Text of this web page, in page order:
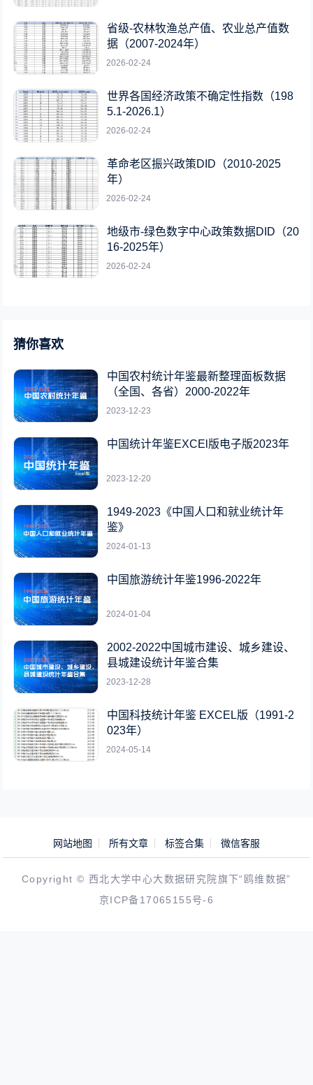
省级-农林牧渔总产值、农业总产值数
据（2007-2024年）
2026-02-24
世界各国经济政策不确定性指数（198
5.1-2026.1）
2026-02-24
革命老区振兴政策DID（2010-2025
年）
2026-02-24
地级市-绿色数字中心政策数据DID（20
16-2025年）
2026-02-24
猜你喜欢
中国农村统计年鉴最新整理面板数据
（全国、各省）2000-2022年
2023-12-23
中国统计年鉴EXCEl版电子版2023年
2023-12-20
1949-2023《中国人口和就业统计年
鉴》
2024-01-13
中国旅游统计年鉴1996-2022年
2024-01-04
2002-2022中国城市建设、城乡建设、
县城建设统计年鉴合集
2023-12-28
中国科技统计年鉴 EXCEL版（1991-2
023年）
2024-05-14
网站地图 所有文章 标签合集 微信客服
Copyright © 西北大学中心大数据研究院旗下“鸥维数据”
京ICP备17065155号-6